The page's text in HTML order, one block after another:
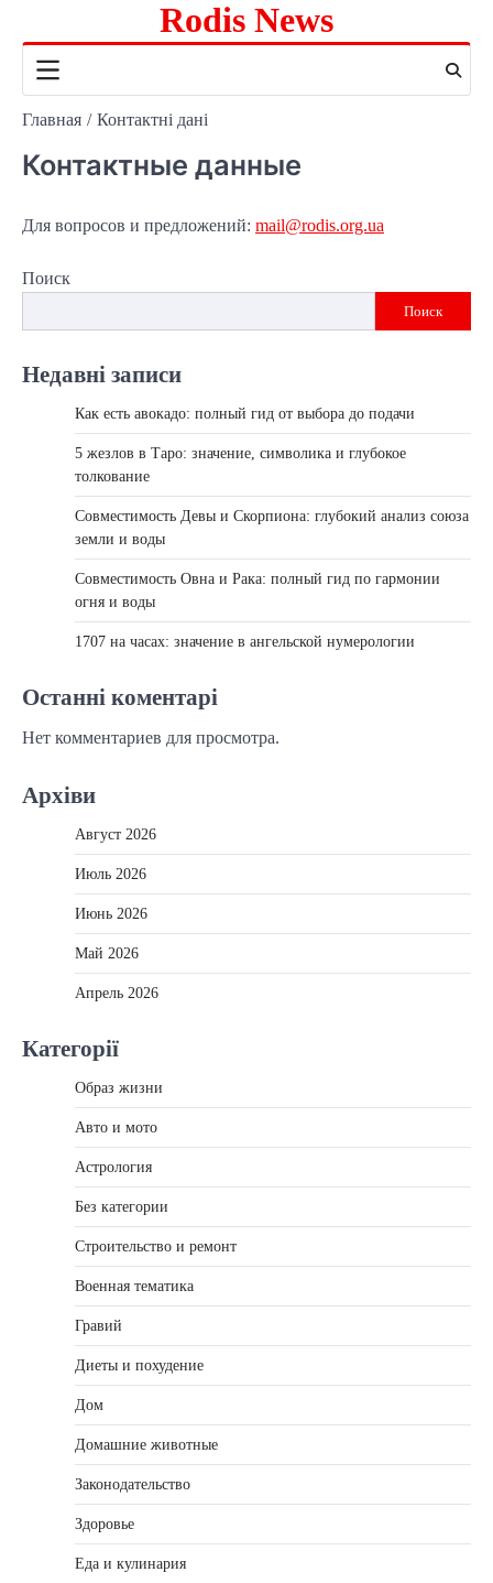
содержимому
Rodis News
Главная Контактні дані
Контактные данные
Для вопросов и предложений: mail@rodis.org.ua
Поиск
Поиск
Недавні записи
Как есть авокадо: полный гид от выбора до подачи
5 жезлов в Таро: значение, символика и глубокое
толкование
Совместимость Девы и Скорпиона: глубокий анализ союза
земли и воды
Совместимость Овна и Рака: полный гид по гармонии
огня и воды
1707 на часах: значение в ангельской нумерологии
Останні коментарі
Нет комментариев для просмотра.
Архіви
Август 2026
Июль 2026
Июнь 2026
Май 2026
Апрель 2026
Категорії
Образ жизни
Авто и мото
Астрология
Без категории
Строительство и ремонт
Военная тематика
Гравий
Диеты и похудение
Дом
Домашние животные
Законодательство
Здоровье
Еда и кулинария